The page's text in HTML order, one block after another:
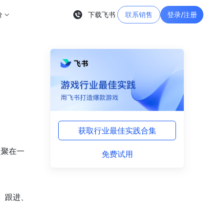
下载飞书 联系销售 登录/注册
获取行业最佳实践合集
免费试用
在一
进、